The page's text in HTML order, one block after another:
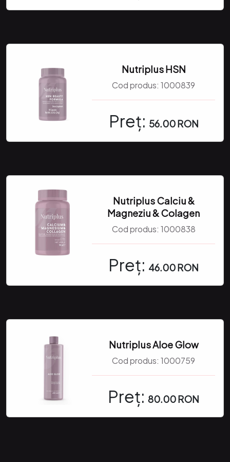
Nutriplus HSN
Cod produs: 1000839
Preț: 56.00 RON
Nutriplus Calciu &
Magneziu & Colagen
Cod produs: 1000838
Preț: 46.00 RON
Nutriplus Aloe Glow
Cod produs: 1000759
Preț: 80.00 RON